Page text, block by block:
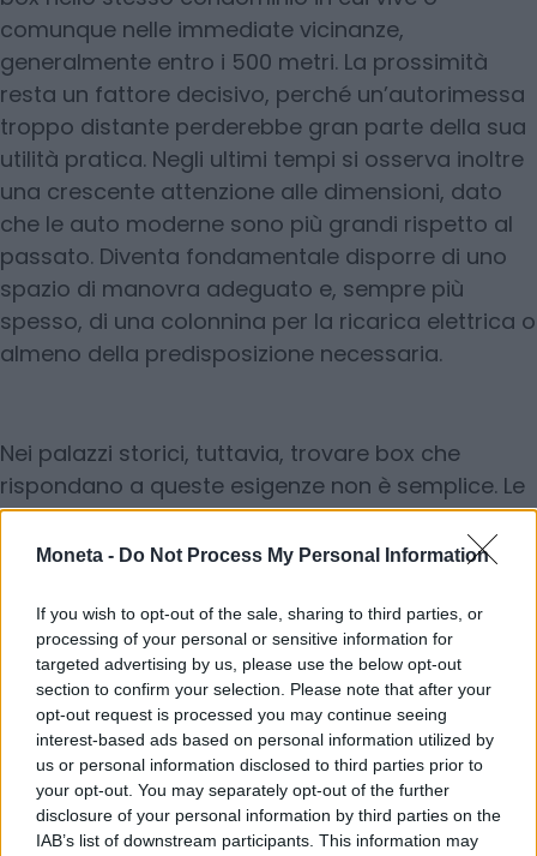
Moneta - Do Not Process My Personal Information
If you wish to opt-out of the sale, sharing to third parties, or
processing of your personal or sensitive information for
targeted advertising by us, please use the below opt-out
section to confirm your selection. Please note that after your
opt-out request is processed you may continue seeing
interest-based ads based on personal information utilized by
us or personal information disclosed to third parties prior to
your opt-out. You may separately opt-out of the further
disclosure of your personal information by third parties on the
IAB’s list of downstream participants. This information may
comunque nelle immediate vicinanze,
generalmente entro i 500 metri. La prossimità
resta un fattore decisivo, perché un’autorimessa
troppo distante perderebbe gran parte della sua
utilità pratica. Negli ultimi tempi si osserva inoltre
una crescente attenzione alle dimensioni, dato
che le auto moderne sono più grandi rispetto al
passato. Diventa fondamentale disporre di uno
spazio di manovra adeguato e, sempre più
spesso, di una colonnina per la ricarica elettrica o
almeno della predisposizione necessaria.
Nei palazzi storici, tuttavia, trovare box che
rispondano a queste esigenze non è semplice. Le
strutture originarie e gli spazi limitati rendono
difficile adeguarsi agli standard attuali. Per
il cambio d’uso di locali commerciali non più
utilizzati, trasformandoli in autorimesse. L
© RIPRODUZIONE RISERVATA
Condividi